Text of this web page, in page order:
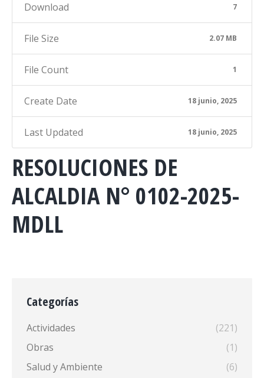
Download 7
File Size 2.07 MB
File Count 1
Create Date 18 junio, 2025
Last Updated 18 junio, 2025
RESOLUCIONES DE
ALCALDIA N° 0102-2025-
MDLL
Categorías
Actividades
(221)
Obras
(1)
Salud y Ambiente
(6)